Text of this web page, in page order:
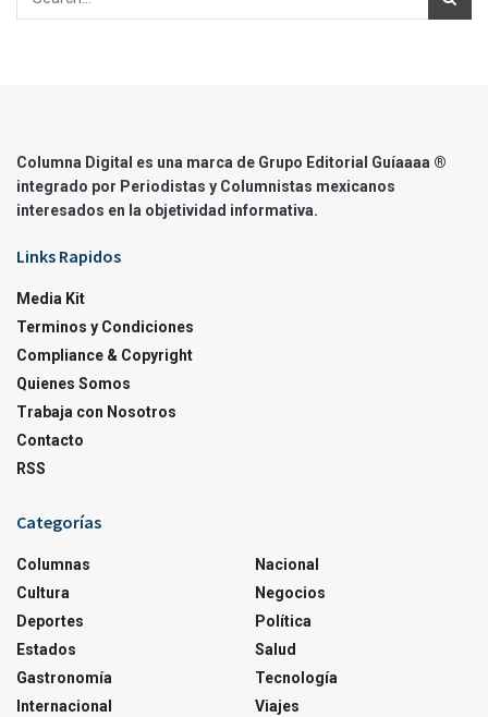
Columna Digital es una marca de Grupo Editorial Guíaaaa ®
integrado por Periodistas y Columnistas mexicanos
interesados en la objetividad informativa.
Links Rapidos
Media Kit
Terminos y Condiciones
Compliance & Copyright
Quienes Somos
Trabaja con Nosotros
Contacto
RSS
Categorías
Columnas
Cultura
Deportes
Estados
Gastronomía
Internacional
Nacional
Negocios
Política
Salud
Tecnología
Viajes